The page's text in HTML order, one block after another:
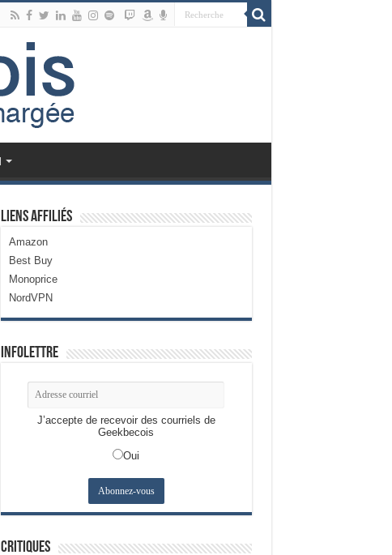
Liens Affiliés
Amazon
Best Buy
Monoprice
NordVPN
Infolettre
J’accepte de recevoir des courriels de
Geekbecois
Oui
Critiques